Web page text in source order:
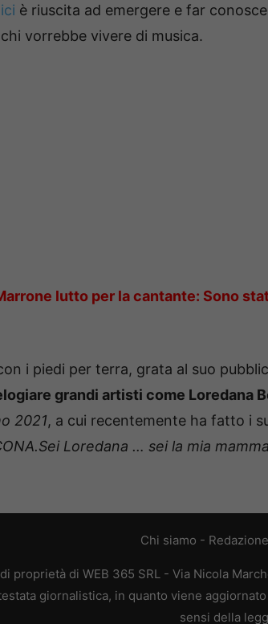
è riuscita ad emergere e far
vorrebbe vivere di musica.
lutto per la cantante: Sono
i piedi per terra, grata al suo
grandi artisti come Loredana
2021, a cui recentemente ha fatto i
Loredana … sei la mia
Chi siamo - Redazione
proprietà di WEB 365 SRL - Via Nicola
giornalistica, in quanto viene
sensi della